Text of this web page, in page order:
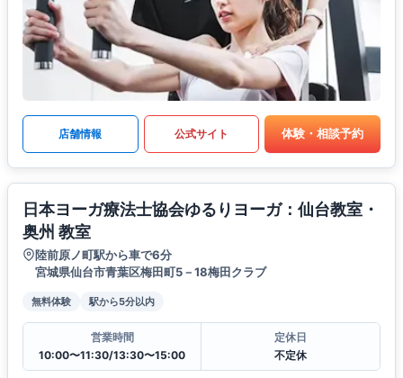
店舗情報 公式サイト 体験・相談予約
日本ヨーガ療法士協会ゆるりヨーガ：仙台教室・
奥州 教室
陸前原ノ町駅から車で6分
宮城県仙台市青葉区梅田町5－18梅田クラブ
無料体験 駅から5分以内
営業時間
10:00〜11:30/13:30〜15:00
定休日
不定休